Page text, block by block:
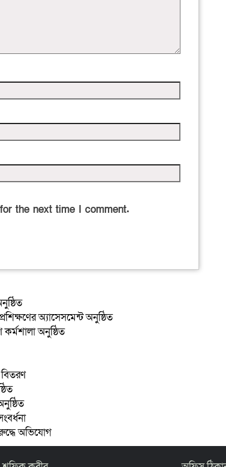
the next time I comment.
অ্যাসেসমেন্ট অনুষ্ঠিত
অনুষ্ঠিত
অভিযোগ